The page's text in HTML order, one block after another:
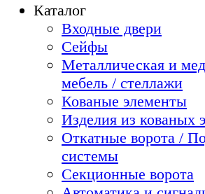
Каталог
Входные двери
Сейфы
Металлическая и
мебель / стеллажи
Кованые элементы
Изделия из кованых
Откатные ворота /
системы
Секционные ворота